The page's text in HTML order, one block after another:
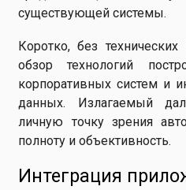
существующей системы.
Коротко, без
обзор технологий
корпоративных систем и
данных. Излагаемый
личную точку зрения
полноту и объективность.
Интеграция